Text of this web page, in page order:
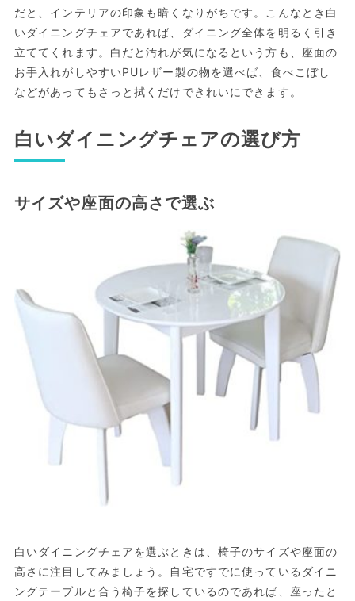
だと、インテリアの印象も暗くなりがちです。こんなとき白
いダイニングチェアであれば、ダイニング全体を明るく引き
立ててくれます。白だと汚れが気になるという方も、座面の
お手入れがしやすいPUレザー製の物を選べば、食べこぼし
などがあってもさっと拭くだけできれいにできます。
白いダイニングチェアの選び方
サイズや座面の高さで選ぶ
白いダイニングチェアを選ぶときは、椅子のサイズや座面の
高さに注目してみましょう。自宅ですでに使っているダイニ
ングテーブルと合う椅子を探しているのであれば、座ったと